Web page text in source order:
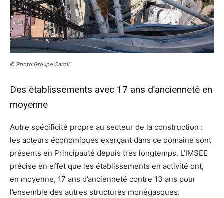
© Photo Groupe Caroli
Des établissements avec 17 ans d’ancienneté en
moyenne
Autre spécificité propre au secteur de la construction :
les acteurs économiques exerçant dans ce domaine sont
présents en Principauté depuis très longtemps. L’IMSEE
précise en effet que les établissements en activité ont,
en moyenne, 17 ans d’ancienneté contre 13 ans pour
l’ensemble des autres structures monégasques.